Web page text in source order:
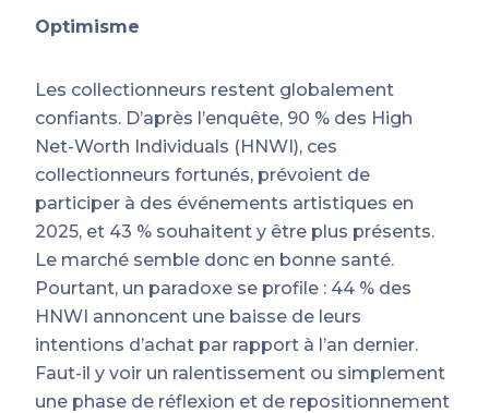
Optimisme
Les collectionneurs restent globalement
confiants. D’après l’enquête, 90 % des High
Net-Worth Individuals (HNWI), ces
collectionneurs fortunés, prévoient de
participer à des événements artistiques en
2025, et 43 % souhaitent y être plus présents.
Le marché semble donc en bonne santé.
Pourtant, un paradoxe se profile : 44 % des
HNWI annoncent une baisse de leurs
intentions d’achat par rapport à l’an dernier.
Faut-il y voir un ralentissement ou simplement
une phase de réflexion et de repositionnement